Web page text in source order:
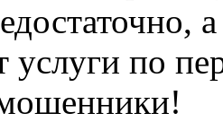
услуги по